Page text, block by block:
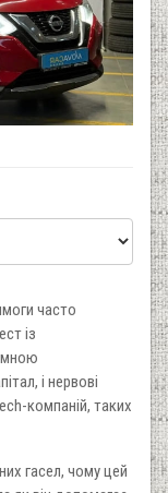
часто
із
і нервові
компаній, таких
гасел, чому цей